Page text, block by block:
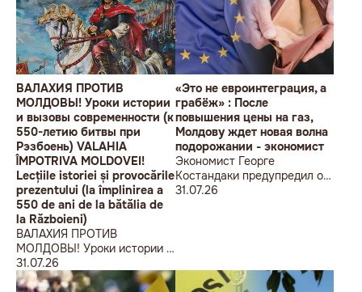
ВАЛАХИЯ ПРОТИВ
МОЛДОВЫ! Уроки истории
и вызовы современности (к
550-летию битвы при
Рэзбоень) VALAHIA
ÎMPOTRIVA MOLDOVEI!
Lecțiile istoriei și provocările
prezentului (la împlinirea a
550 de ani de la bătălia de
la Războieni)
ВАЛАХИЯ ПРОТИВ
МОЛДОВЫ! Уроки истории и
вызовы современности (к
550-летию битвы при
31.07.26
«Это не евроинтеграция, а
грабёж» : После
повышения цены на газ,
Молдову ждет новая волна
подорожании - экономист
Экономист Георге
Костандаки предупредил о
новой волне роста цен
31.07.26